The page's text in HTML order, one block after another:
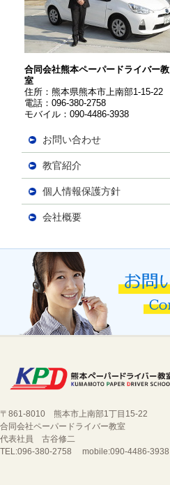
合同会社熊本ペーパードライバー教
室
住所： 熊本県熊本市上南部1-15-22
電話：096-380-2758
モバイル：090-4486-3938
お問い合わせ
教官紹介
個人情報保護方針
会社概要
〒861-8010 熊本市上南部1丁目15-22
合同会社ペーパードライバー教室
代表社員 古谷修二
TEL:096-380-2758 mobile:090-4486-3938